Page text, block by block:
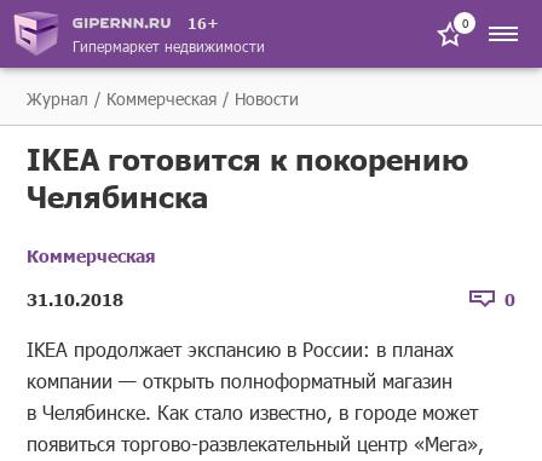
16+
Гипермаркет недвижимости
0
Журнал Коммерческая Новости
IKEA готовится к покорению
Челябинска
Коммерческая
31.10.2018
0
IKEA продолжает экспансию в России: в планах
компании — открыть полноформатный магазин
в Челябинске. Как стало известно, в городе может
появиться торгово-развлекательный центр «Мега»,